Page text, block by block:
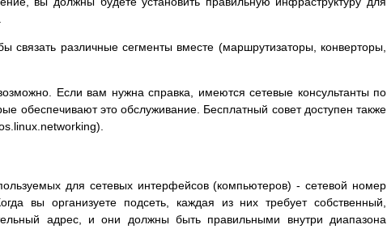
связать различные сегменты вместе (маршрутизаторы, конверторы,
Если вам нужна справка, имеются сетевые консультанты по
обеспечивают это обслуживание. Бесплатный совет доступен также
для сетевых интерфейсов (компьютеров) - сетевой номер
вы организуете подсеть, каждая из них требует собственный,
адрес, и они должны быть правильными внутри диапазона